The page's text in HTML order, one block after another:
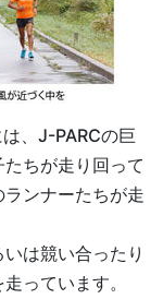
、J-PARCの巨
ちが走り回って
ンナーたちが走
は競い合ったり
っています。